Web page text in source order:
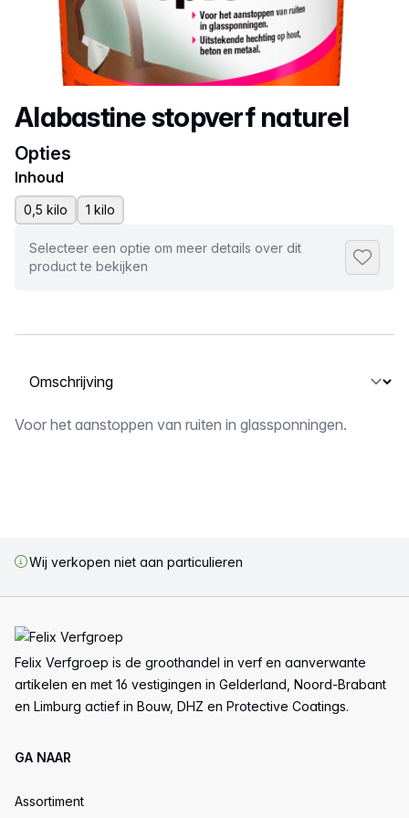
Productnaam
Alabastine stopverf naturel
Opties
Inhoud
0,5 kilo 1 kilo
Selecteer een optie om meer details over dit
product te bekijken
Selecteer een tabblad
Omschrijving
Voor het aanstoppen van ruiten in glassponningen.
Wij verkopen niet aan particulieren
Felix Verfgroep is de groothandel in verf en aanverwante
artikelen en met 16 vestigingen in Gelderland, Noord-Brabant
en Limburg actief in Bouw, DHZ en Protective Coatings.
GA NAAR
Assortiment